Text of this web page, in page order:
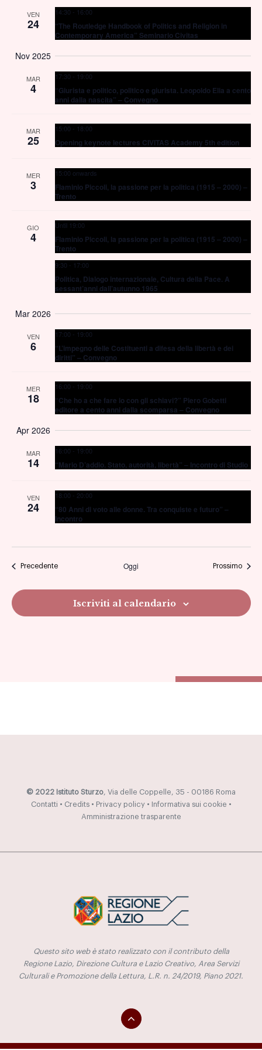
VEN
24
14:30 - 16:00
“The Routledge Handbook of Politics and Religion in
Contemporary America” Seminario Civitas
Nov 2025
MAR
4
17:30 - 19:00
“Giurista e politico, politico e giurista. Leopoldo Elia a cento
anni dalla nascita” – Convegno
MAR
25
15:00 - 18:00
Opening keynote lectures CIVITAS Academy 5th edition
MER
3
15:00 onwards
Flaminio Piccoli, la passione per la politica (1915 – 2000) –
Trento
GIO
4
Until 19:00
Flaminio Piccoli, la passione per la politica (1915 – 2000) –
Trento
9:30 - 17:00
Politica, Dialogo internazionale, Cultura della Pace. A
sessant’anni dall’autunno 1965
Mar 2026
VEN
6
17:00 - 19:00
“L’impegno delle Costituenti a difesa della libertà e dei
diritti” – Convegno
MER
18
16:00 - 19:00
“Che ho a che fare io con gli schiavi?” Piero Gobetti
editore a cento anni dalla scomparsa – Convegno
Apr 2026
MAR
14
16:00 - 19:00
“Mario D’addio. Stato, autorità, libertà” – Incontro di Studio
VEN
24
18:00 - 20:00
“80 Anni di voto alle donne. Tra conquiste e futuro” –
Incontro
PrecedenteEventi Oggi ProssimoEventi
Iscriviti al calendario
© 2022 Istituto Sturzo, Via delle Coppelle, 35 - 00186 Roma
Contatti • Credits• Privacy policy• Informativa sui cookie •
Amministrazione trasparente
Questo sito web è stato realizzato con il contributo della
Regione Lazio, Direzione Cultura e Lazio Creativo, Area Servizi
Culturali e Promozione della Lettura, L.R. n. 24/2019, Piano 2021.